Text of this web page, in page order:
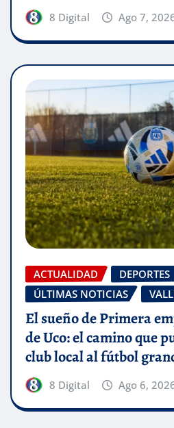
8 Digital Ago 7,
ACTUALIDAD
DEPORTES
ÚLTIMAS NOTICIAS
El sueño de Primera
de Uco: el camino que
club local al fútbol
8 Digital Ago 6,